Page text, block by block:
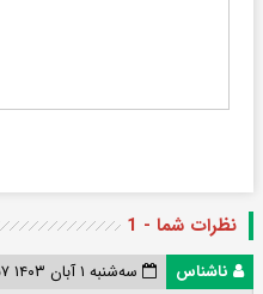
نظرات شما - 1
ناشناس
سه‌شنبه ۱ آبان ۱۴۰۳ ۱۵:۴۳:۵۷